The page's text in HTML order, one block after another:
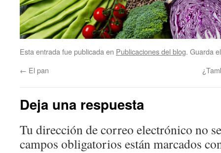
Esta entrada fue publicada en Publicaciones del blog. Guarda
← El pan
Deja una respuesta
Tu dirección de correo electrónico no
campos obligatorios están marcados